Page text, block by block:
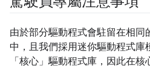
由於部分驅動程式會駐留在相同
中，且我們採用迷你驅動程式庫
「核心」驅動程式庫，因此在